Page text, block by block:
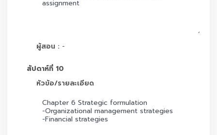
ผู้สอน : -
สัปดาห์ที่ 10
หัวข้อ/รายละเอียด